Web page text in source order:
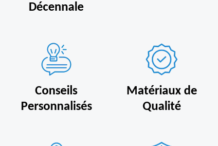
Décennale
Conseils
Personnalisés
Matériaux de
Qualité